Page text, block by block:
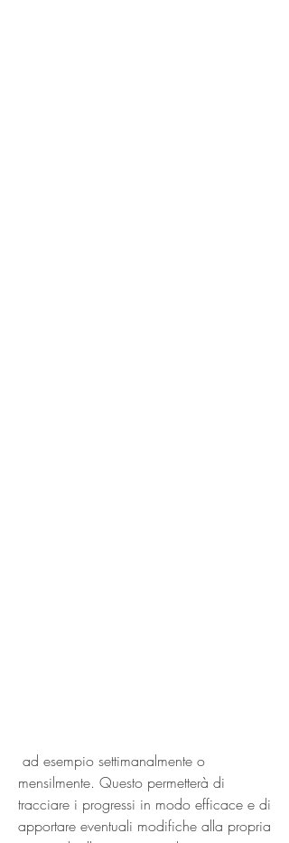
mensilmente. Questo permetterà di
tracciare i progressi in modo efficace e di
apportare eventuali modifiche alla propria